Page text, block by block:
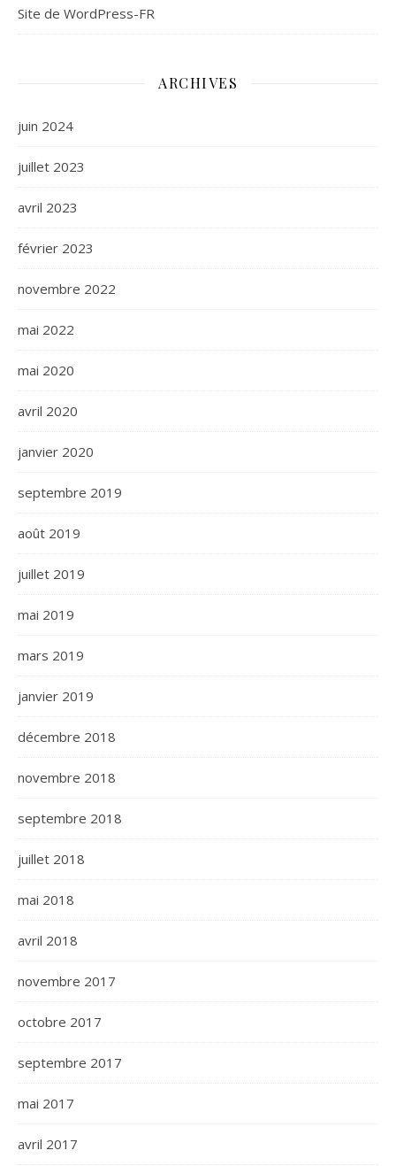
Site de WordPress-FR
ARCHIVES
juin 2024
juillet 2023
avril 2023
février 2023
novembre 2022
mai 2022
mai 2020
avril 2020
janvier 2020
septembre 2019
août 2019
juillet 2019
mai 2019
mars 2019
janvier 2019
décembre 2018
novembre 2018
septembre 2018
juillet 2018
mai 2018
avril 2018
novembre 2017
octobre 2017
septembre 2017
mai 2017
avril 2017